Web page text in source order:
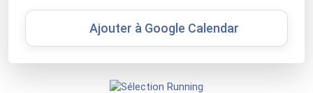
Ajouter à Google Calendar